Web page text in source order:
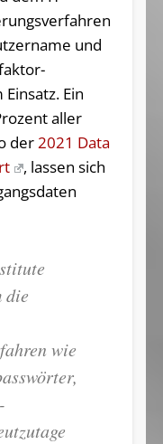
und
Ein
aller
der2021 Data
, lassen sich
die
wie